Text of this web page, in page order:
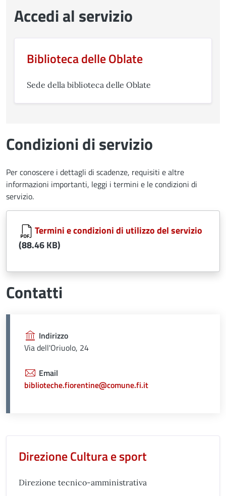
Accedi al servizio
Biblioteca delle Oblate
Sede della biblioteca delle Oblate
Condizioni di servizio
Per conoscere i dettagli di scadenze, requisiti e altre
informazioni importanti, leggi i termini e le condizioni di
servizio.
Document
Termini e condizioni di utilizzo del servizio
(88.46 KB)
Contatti
Indirizzo
Via dell'Oriuolo, 24
Email
biblioteche.fiorentine@comune.fi.it
Direzione Cultura e sport
Direzione tecnico-amministrativa